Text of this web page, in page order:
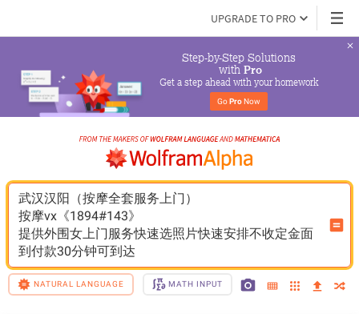
UPGRADE TO PRO
Step-by-Step Solutions
with Pro
Get a step ahead with your homework
Go Pro Now
武汉汉阳（按摩全套服务上门）
按摩vx《1894#143》
提供外围女上门服务快速选照片快速安排不收定金面
到付款30分钟可到达
NATURAL LANGUAGE MATH INPUT